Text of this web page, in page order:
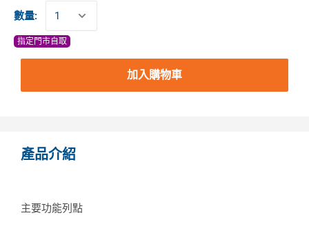
數量:
指定門市自取
加入購物車
產品介紹
主要功能列點